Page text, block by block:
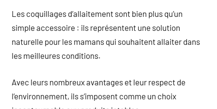
Les coquillages d’allaitement sont bien plus qu’un
simple accessoire : ils représentent une solution
naturelle pour les mamans qui souhaitent allaiter dans
les meilleures conditions.
Avec leurs nombreux avantages et leur respect de
l’environnement, ils s’imposent comme un choix